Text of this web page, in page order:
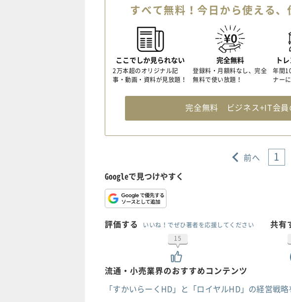
すべて無料！今日から使える、
ここでしか見られない
2万本超のオリジナル記
事・動画・資料が見放題！
完全無料
登録料・月額料なし、完全
無料で使い放題！
ト
年間
ナー
完全無料 ビジネス+IT会
前へ 1
Googleで見つけやすく
評価する
いいね！でぜひ著者を応援してください
15
共有
流通・小売業界のおすすめコンテンツ
「すかいらーくHD」と「ロイヤルHD」の経営戦